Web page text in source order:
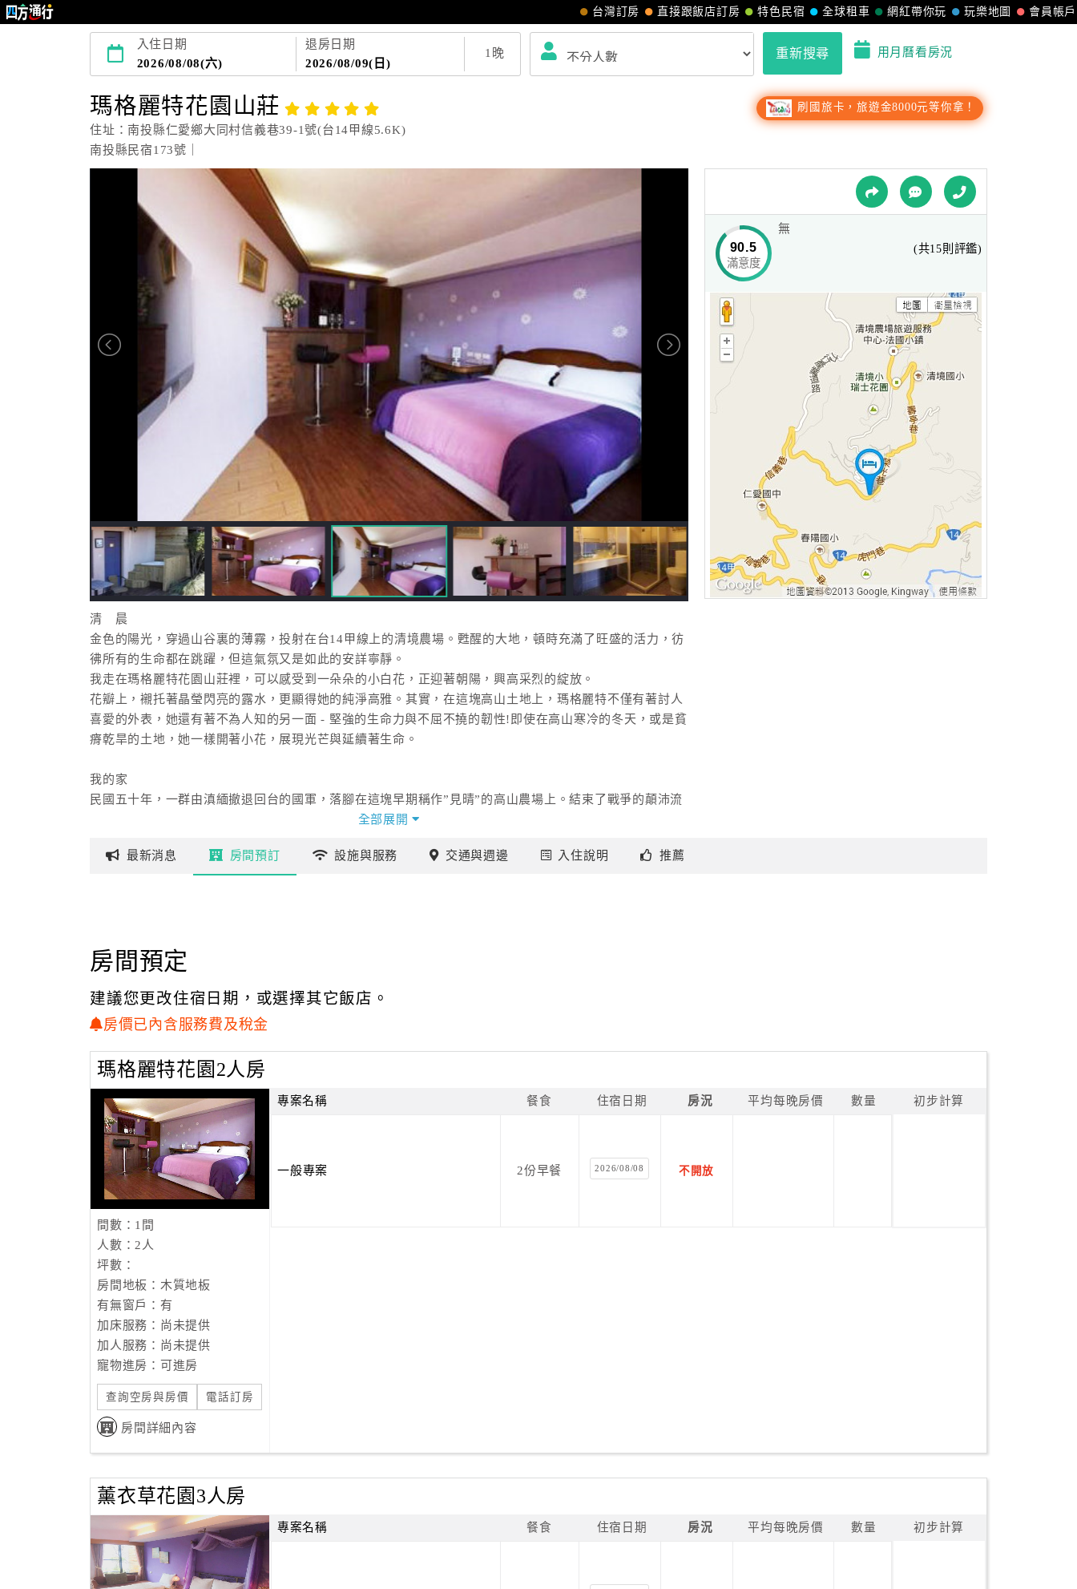
會員帳戶
玩樂地圖
網紅帶你玩
全球租車
特色民宿
直接跟飯店訂房
台灣訂房
入住日期
2026/08/08(六)
退房日期
2026/08/09(日)
1 晚 重新搜尋 用月曆看房況
瑪格麗特花園山莊
住址：南投縣仁愛鄉大同村信義巷39-1號(台14甲線5.6K)
南投縣民宿173號｜
刷國旅卡，旅遊金8000元等你拿！
清 晨
金色的陽光，穿過山谷裏的薄霧，投射在台14甲線上的清境農場。甦醒的大地，頓時充滿了旺盛的活力，彷
彿所有的生命都在跳躍，但這氣氛又是如此的安詳寧靜。
我走在瑪格麗特花園山莊裡，可以感受到一朵朵的小白花，正迎著朝陽，興高采烈的綻放。
花瓣上，襯托著晶瑩閃亮的露水，更顯得她的純淨高雅。其實，在這塊高山土地上，瑪格麗特不僅有著討人
喜愛的外表，她還有著不為人知的另一面 - 堅強的生命力與不屈不撓的韌性!即使在高山寒冷的冬天，或是貧
瘠乾旱的土地，她一樣開著小花，展現光芒與延續著生命。
我的家
民國五十年，一群由滇緬撤退回台的國軍，落腳在這塊早期稱作”見晴”的高山農場上。結束了戰爭的顛沛流
劃在爸媽長滿繭的雙手上。在小時後的記憶裡，沒有所謂的機械怪手，那一層層由石塊堆砌起來的梯田，都
是爸媽赤手空拳開闢出來。
隔日，暴風雨過後的景象，讓人有劫後餘生的感覺。
清境生了根，發了芽!就好像這高山上的瑪格麗特，只要不離開土地，就可以成長茁壯，繁衍生命。
曾幾何時，清靜的清境農場，頓時熱鬧了起來，川流不息的人潮車潮，佔滿了整個台14甲線，青青草原上的
綿羊，以及風味獨特的擺夷餐，成了時下最熱門的旅遊話題。這樣的商機，帶來一棟棟的民宿，逐漸佔滿了
整個山頭，媒體正面或負面的報導，讓清境給人留下了不同的印象。
清境，不再清靜了嗎 ?
其實沒有，就在這樣的一個早晨，大地給予了我三十年前一樣的感受，安詳、沉靜，且充滿了旺盛的生命
力。我走遍了世界各地，才發現原來最真，也最好的地方，就在我眼前的這塊土地上。
來到清境，你有什麼樣的發現和感動嗎 ?
詩人席慕容的詩句裡，寫著“凡是美麗的，總不肯也不會為誰停留”
美麗的清境，如果我們不好好的珍惜!會不會也有離開我們的一天呢?
不論你是到清境來玩的旅客，還是所謂合歡山上的新移民，或是像我一樣，在這裡土生土長的居民，都將只
是這塊土地上的過客。
清境的主角，是山 是雲 是陽光 是空氣，是這塊會呼吸，有生命的土地。
懷抱著感恩的心，讓我們好好善待這塊土地，讓她永遠散放著美麗的氣息。
眼前這塊土地，是爸媽辛苦一輩子，所換來的成果，我們給她取名叫“瑪格麗特花園” 在入口的地方，是二哥
一手打造的“霧上咖啡館”，往下，是大姐經營的民宿及擺夷風味餐廳。懷著一顆感恩及分享的心情，我們的
家，即將邁向下一個成長的路程，接下來的路，或許更為艱辛，我們將憑藉著，瑪格麗特的精神，不向環境
迎著朝陽 -
馬家的風格 特別的美麗
願
全部展開
90.5
滿意度
無
(共15則評鑑)
最新消息 房間預訂 設施與服務 交通與週邊 入住說明 推薦
房間預定
建議您更改住宿日期，或選擇其它飯店。
房價已內含服務費及稅金
瑪格麗特花園2人房
間數：1間
人數：2人
坪數：
房間地板：木質地板
有無窗戶：有
加床服務：尚未提供
加人服務：尚未提供
寵物進房：可進房
查詢空房與房價 電話訂房
房間詳細內容
專案名稱 餐食 住宿日期 房況 平均每晚房價 數量 初步計算
一般專案 2份早餐 2026/08/08 不開放
薰衣草花園3人房
專案名稱 餐食 住宿日期 房況 平均每晚房價 數量 初步計算